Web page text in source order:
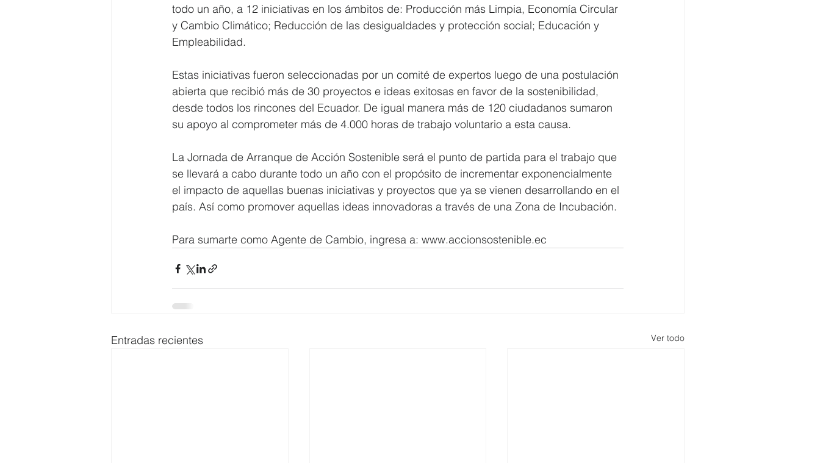
todo un año, a 12 iniciativas en los ámbitos de: Producción más Limpia, Economía Circular
y Cambio Climático; Reducción de las desigualdades y protección social; Educación y
Empleabilidad.
Estas iniciativas fueron seleccionadas por un comité de expertos luego de una postulación
abierta que recibió más de 30 proyectos e ideas exitosas en favor de la sostenibilidad,
desde todos los rincones del Ecuador. De igual manera más de 120 ciudadanos sumaron
su apoyo al comprometer más de 4.000 horas de trabajo voluntario a esta causa.
La Jornada de Arranque de Acción Sostenible será el punto de partida para el trabajo que
se llevará a cabo durante todo un año con el propósito de incrementar exponencialmente
el impacto de aquellas buenas iniciativas y proyectos que ya se vienen desarrollando en el
país. Así como promover aquellas ideas innovadoras a través de una Zona de Incubación.
Para sumarte como Agente de Cambio, ingresa a: www.accionsostenible.ec
Entradas recientes Ver todo